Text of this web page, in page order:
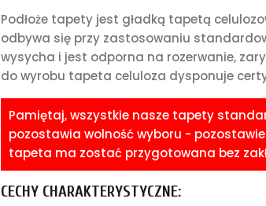
Podłoże tapety jest gładką tapetą
odbywa się przy zastosowaniu
wysycha i jest odporna na rozerwanie,
do wyrobu tapeta celuloza dysponuje
Pamiętaj, wszystkie nasze tapety
pozostawia wolność wyboru -
tapeta ma zostać przygotowana bez
CECHY CHARAKTERYSTYCZNE: